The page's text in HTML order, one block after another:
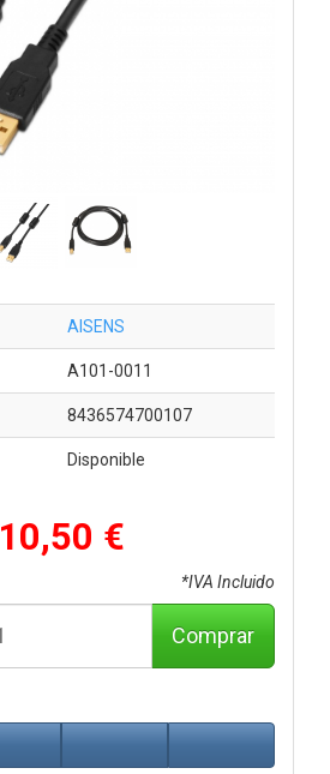
AISENS
A101-0011
8436574700107
Disponible
10,50 €
*IVA Incluido
Comprar